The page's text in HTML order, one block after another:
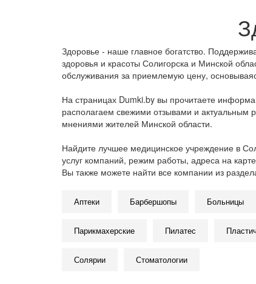
Здоровье - наше главное богатство.
здоровья и красоты Солигорска и Минской
обслуживания за приемлемую цену,
На страницах Dumki.by вы прочитаете
располагаем свежими отзывами и актуальным
мнениями жителей Минской области.
Найдите лучшее медицинское учреждение в
услуг компаний, режим работы, адреса на
Вы также можете найти все компании из
Аптеки Барбершопы Больницы
Парикмахерские Пилатес
Солярии Стоматологии